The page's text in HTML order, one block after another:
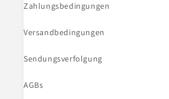
Zahlungsbedingungen
Versandbedingungen
Sendungsverfolgung
AGBs